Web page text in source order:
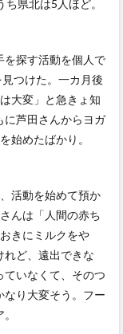
県北は5人ほど。
探す活動を個人で
つけた。一カ月後
大変」と急きょ知
に芦田さんからヨガ
始めたばかり。
活動を始めて預か
んは「人間の赤ち
きにミルクをや
れど、遠出できな
ていなくて、そのつ
り大変そう。フー